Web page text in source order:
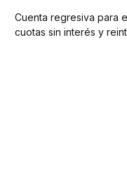
Cuenta regresiva para
cuotas sin interés y